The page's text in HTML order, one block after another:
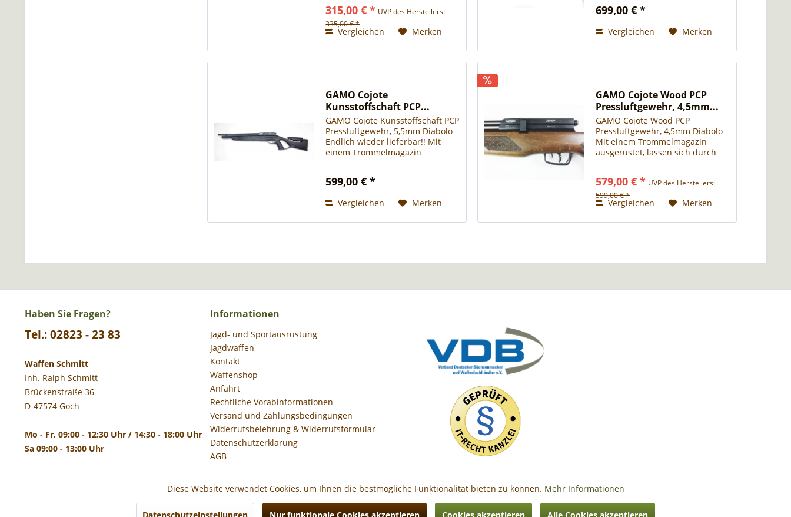
glasfaserverstärkte
Kunststoffschaft liegt gut in der
Hand und...
315,00 € * UVP des Herstellers:
335,00 € *
Vergleichen Merken
in wenigen Sekunden
Loch" erreichen die...
699,00 € *
Vergleichen Merken
GAMO Cojote
Kunsstoffschaft PCP...
GAMO Cojote Kunsstoffschaft PCP
Pressluftgewehr, 5,5mm Diabolo
Endlich wieder lieferbar!! Mit
einem Trommelmagazin
in wenigen Sekunden
Loch"...
599,00 € *
Vergleichen Merken
GAMO Cojote Wood PCP
Pressluftgewehr, 4,5mm...
GAMO Cojote Wood PCP
Pressluftgewehr, 4,5mm Diabolo
Mit einem Trommelmagazin
ausgerüstet, lassen sich durch
rückstoßfrei abgeben. "Loch in
Loch" erreichen die Diabolos,
treffsicher ihr...
579,00 € * UVP des Herstellers:
599,00 € *
Vergleichen Merken
Haben Sie Fragen?
Tel.: 02823 - 23 83
Waffen Schmitt
Inh. Ralph Schmitt
Brückenstraße 36
D-47574 Goch
Mo - Fr, 09:00 - 12:30 Uhr / 14:30 - 18:00 Uhr
Sa 09:00 - 13:00 Uhr
Informationen
Jagd- und Sportausrüstung
Jagdwaffen
Kontakt
Waffenshop
Anfahrt
Rechtliche Vorabinformationen
Versand und Zahlungsbedingungen
Widerrufsbelehrung & Widerrufsformular
Datenschutzerklärung
AGB
Diese Website verwendet Cookies, um Ihnen die bestmögliche Funktionalität bieten zu können. Mehr Informationen